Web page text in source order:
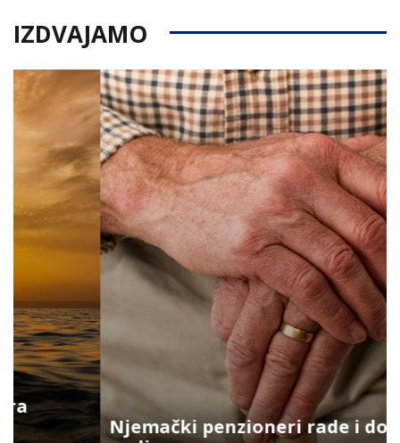
IZDVAJAMO
Njemački penzioneri rade i do 74.